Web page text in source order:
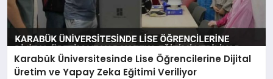
Karabük Üniversitesinde Lise Öğrencilerine Dijital
Üretim ve Yapay Zeka Eğitimi Veriliyor